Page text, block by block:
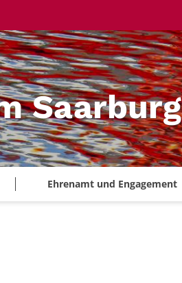
Saarburg
Ehrenamt und Engagement